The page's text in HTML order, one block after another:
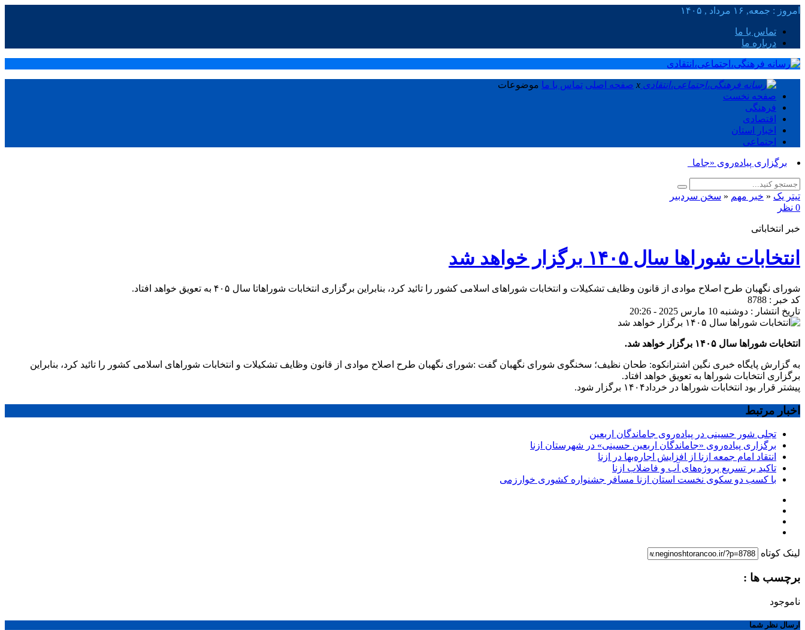
امروز : جمعه, ۱۶ مرداد , ۱۴۰۵
تماس با ما
درباره ما
x صفحه اصلی تماس با ما موضوعات
صفحه نخست
فرهنگی
اقتصادی
اخبار استان
اجتماعی
برگزاری پیاده‌روی «جاماندگان اربعین _
تیتر یک « خبر مهم « سخن سردبیر
0 نظر
خبر انتخاباتی
انتخابات شوراها سال ۱۴۰۵ برگزار خواهد شد
شورای نگهبان طرح اصلاح موادی از قانون وظایف تشکیلات و انتخابات شوراهای اسلامی کشور را تائید کرد، بنابراین برگزاری انتخابات شوراهاتا سال ۴۰۵ به تعویق خواهد افتاد.
کد خبر : 8788
تاریخ انتشار : دوشنبه 10 مارس 2025 - 20:26
انتخابات شوراها سال ۱۴۰۵ برگزار خواهد شد.
به گزارش پایگاه خبری نگین اشترانکوه: طحان نظیف؛ سخنگوی شورای نگهبان گفت :شورای نگهبان طرح اصلاح موادی از قانون وظایف تشکیلات و انتخابات شوراهای اسلامی کشور را تائید کرد، بنابراین
برگزاری انتخابات شوراها به تعویق خواهد افتاد.
پیشتر قرار بود انتخابات شوراها در خرداد۱۴۰۴ برگزار شود.
اخبار مرتبط
تجلی شور حسینی در پیاده‌روی جاماندگان اربعین
برگزاری پیاده‌روی «جاماندگان اربعین حسینی» در شهرستان ازنا
انتقاد امام جمعه ازنا از افزایش اجاره‌بها در ازنا
تاکید بر تسریع پروژه‌های آب و فاضلاب ازنا
با کسب دو سکوی نخست استان ازنا مسافر جشنواره کشوری خوارزمی
لینک کوتاه
برچسب ها :
ناموجود
ارسال نظر شما